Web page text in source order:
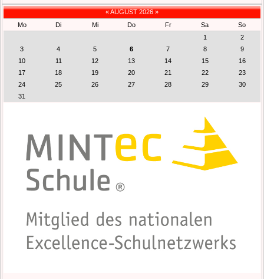
«AUGUST 2026 »
Mo
Di Mi Do Fr Sa
So
1
2
3
4 5 6 7 8
9
10
11 12 13 14 15
16
17
18 19 20 21 22
23
24
25 26 27 28 29
30
31